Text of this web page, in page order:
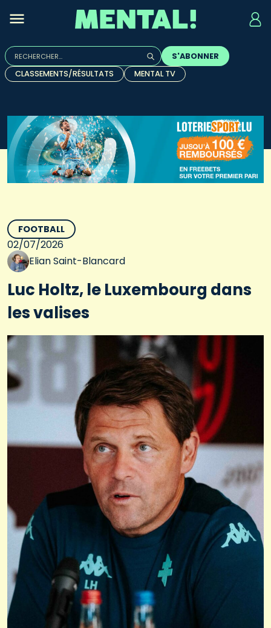
Rechercher :
Quand les résultats de l'auto-complétion sont
S'ABONNER
CLASSEMENTS/RÉSULTATS
MENTAL TV
FOOTBALL
02/07/2026
Elian Saint-Blancard
Luc Holtz, le Luxembourg dans
les valises